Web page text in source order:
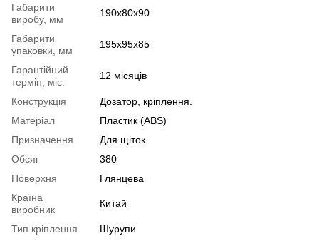
Габарити
виробу, мм
190х80х90
Габарити
упаковки, мм
195х95х85
Гарантійний
термін, міс.
12 місяців
Конструкція
Дозатор, кріплення.
Матеріал
Пластик (ABS)
Призначення
Для щіток
Обсяг
380
Поверхня
Глянцева
Країна
виробник
Китай
Тип кріплення Шурупи